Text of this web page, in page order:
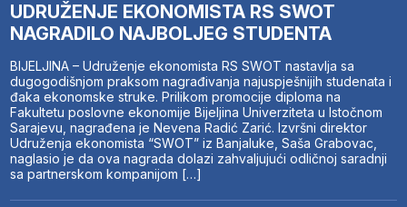
UDRUŽENJE EKONOMISTA RS SWOT
NAGRADILO NAJBOLJEG STUDENTA
BIJELJINA – Udruženje ekonomista RS SWOT nastavlja sa
dugogodišnjom praksom nagrađivanja najuspješnijih studenata i
đaka ekonomske struke. Prilikom promocije diploma na
Fakultetu poslovne ekonomije Bijeljina Univerziteta u Istočnom
Sarajevu, nagrađena je Nevena Radić Zarić. Izvršni direktor
Udruženja ekonomista “SWOT” iz Banjaluke, Saša Grabovac,
naglasio je da ova nagrada dolazi zahvaljujući odličnoj saradnji
sa partnerskom kompanijom […]